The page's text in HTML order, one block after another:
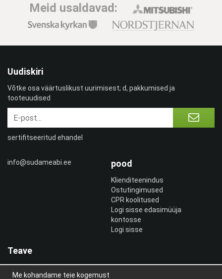
Meid usaldavad:
info@sudameabi.ee pood
Klienditeenindus
Ostutingimused
CPR koolitused
Logi sisse edasimüüja
kontosse
Logi sisse
Teave
Meist
uudiskiri
Uudiskiri
Võtke osa väärtuslikust uurimisest; d, pakkumised ja
tooteuudised
sertifitseeritud ehandel
Me kohandame teie kogemust